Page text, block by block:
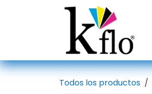
Todos los productos